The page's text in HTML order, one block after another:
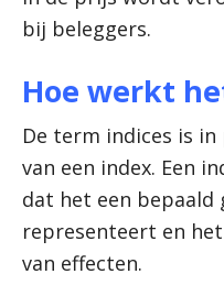
bij beleggers.
Hoe werkt
De term indices is
van een index. Een
dat het een bepaald
representeert en
van effecten.